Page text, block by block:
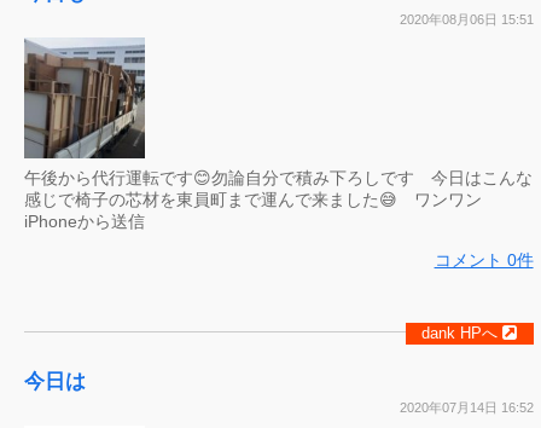
2020年08月06日 15:51
午後から代行運転です😊勿論自分で積み下ろしです 今日はこんな
感じで椅子の芯材を東員町まで運んで来ました😅 ワンワン
iPhoneから送信
コメント 0件
今日は
dank HPへ
2020年07月14日 16:52